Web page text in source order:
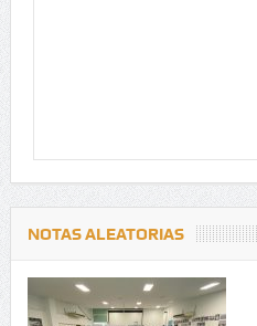
NOTAS ALEATORIAS